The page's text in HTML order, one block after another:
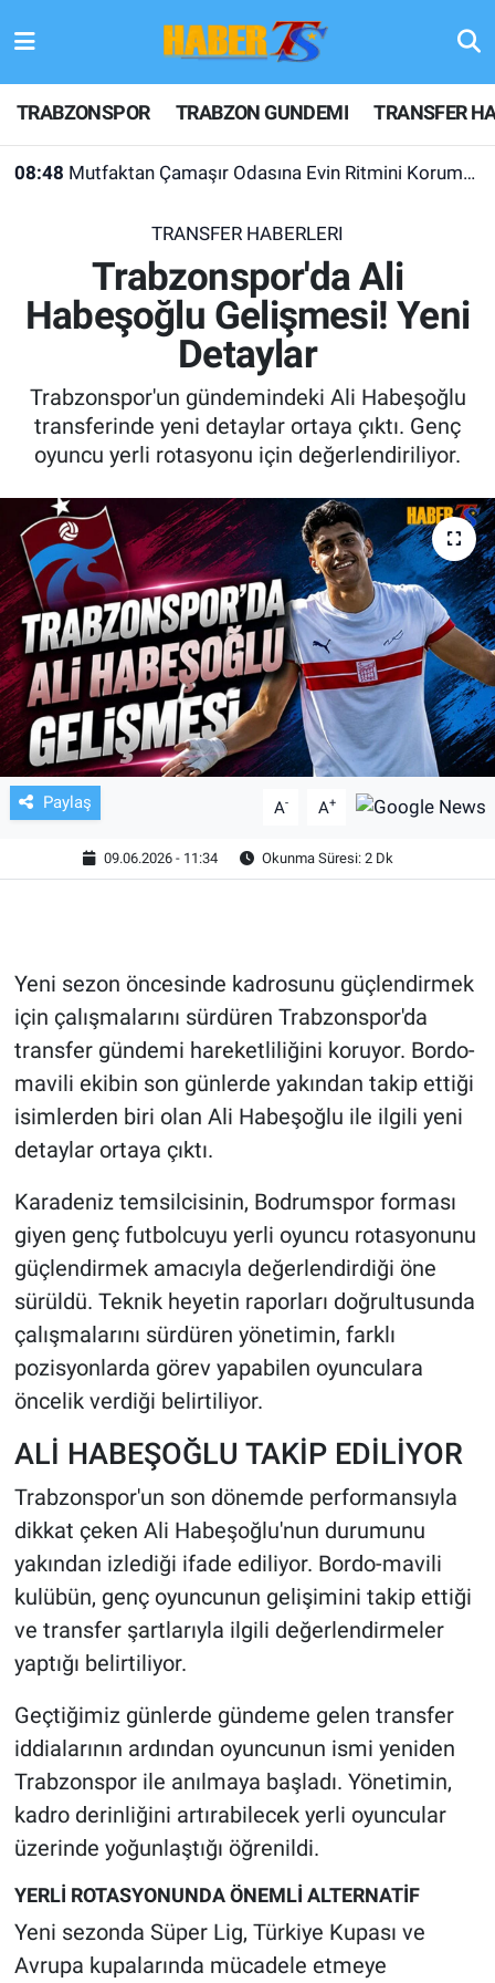
TRABZONSPOR TRABZON GUNDEMI TRANSFER
08:48 Mutfaktan Çamaşır Odasına Evin Ritmini Korumak: Liebherr Cihazlarında Dürüst Teknik Destek Deneyimi
TRANSFER HABERLERI
Trabzonspor'da Ali
Habeşoğlu Gelişmesi! Yeni
Detaylar
Trabzonspor'un gündemindeki Ali Habeşoğlu
transferinde yeni detaylar ortaya çıktı. Genç
oyuncu yerli rotasyonu için değerlendiriliyor.
Paylaş A- A+
09.06.2026 - 11:34 Okunma Süresi: 2 Dk
Yeni sezon öncesinde kadrosunu güçlendirmek
için çalışmalarını sürdüren Trabzonspor'da
transfer gündemi hareketliliğini koruyor. Bordo-
mavili ekibin son günlerde yakından takip ettiği
isimlerden biri olan Ali Habeşoğlu ile ilgili yeni
detaylar ortaya çıktı.
Karadeniz temsilcisinin, Bodrumspor forması
giyen genç futbolcuyu yerli oyuncu rotasyonunu
güçlendirmek amacıyla değerlendirdiği öne
sürüldü. Teknik heyetin raporları doğrultusunda
çalışmalarını sürdüren yönetimin, farklı
pozisyonlarda görev yapabilen oyunculara
öncelik verdiği belirtiliyor.
ALİ HABEŞOĞLU TAKİP EDİLİYOR
Trabzonspor'un son dönemde performansıyla
dikkat çeken Ali Habeşoğlu'nun durumunu
yakından izlediği ifade ediliyor. Bordo-mavili
kulübün, genç oyuncunun gelişimini takip ettiği
ve transfer şartlarıyla ilgili değerlendirmeler
yaptığı belirtiliyor.
Geçtiğimiz günlerde gündeme gelen transfer
iddialarının ardından oyuncunun ismi yeniden
Trabzonspor ile anılmaya başladı. Yönetimin,
kadro derinliğini artırabilecek yerli oyuncular
üzerinde yoğunlaştığı öğrenildi.
YERLİ ROTASYONUNDA ÖNEMLİ ALTERNATİF
Yeni sezonda Süper Lig, Türkiye Kupası ve
Avrupa kupalarında mücadele etmeye
TRABZONSPOR
TRABZON GUNDEMI
KULİS MEYDANI
1461 TRABZON
FUTBOL
TV VE SİNEMA
BASKETBOL
SAĞLIK
GENEL
KÜLTÜR SANAT
ASAYİŞ
EKONOMİ
ÇEVRE
HABERDE İNSAN
SPOR
MAGAZİN
Bilim, Teknoloji
Hava Durumu
Trafik Durumu
Son Dakika Haberleri